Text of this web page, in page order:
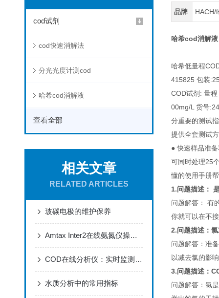
cod试剂
cod快速消解法
分光光度计测cod
哈希cod消解液
查看全部
相关文章
RELATED ARTICLES
玻碳电极的维护保养
Amtax Inter2在线氨氮仪操作指南
COD在线分析仪：实时监测水体中的化学需氧量
水质分析中的常用指标
品牌 HACH/
哈希cod消解液
哈希低量程
415825 包装
COD试剂: 量
00mg/L 货号
分重要的测试
提供全套测试
● 快速样品准
可同时处理25
懂的使用手册
1.问题描述：
问题解答： 有
你就可以在不
2.问题描述：
问题解答：准
以减去氯的影
3.问题描述：
问题解答：氯